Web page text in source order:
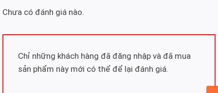
Chưa có đánh giá nào.
Chỉ những khách hàng đã đăng nhập và đã mua
sản phẩm này mới có thể để lại đánh giá.